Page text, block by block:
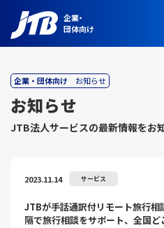
企業・
団体向け
企業・団体向け お知らせ
お知らせ
JTB法⼈サービスの最新情報をお
2023.11.14 サービス
JTBが手話通訳付リモート旅行
隔で旅行相談をサポート、全国